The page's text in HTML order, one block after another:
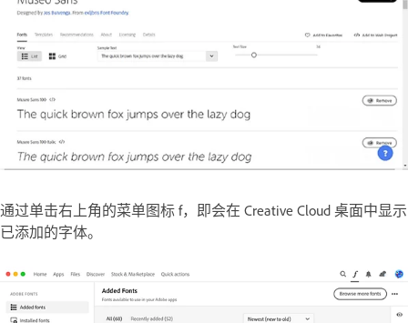
通过单击右上角的菜单图标 f，即会在 Creative Cloud 桌面中显示
已添加的字体。